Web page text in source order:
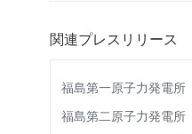
関連プレスリリース
福島第一原子力発電所
福島第二原子力発電所